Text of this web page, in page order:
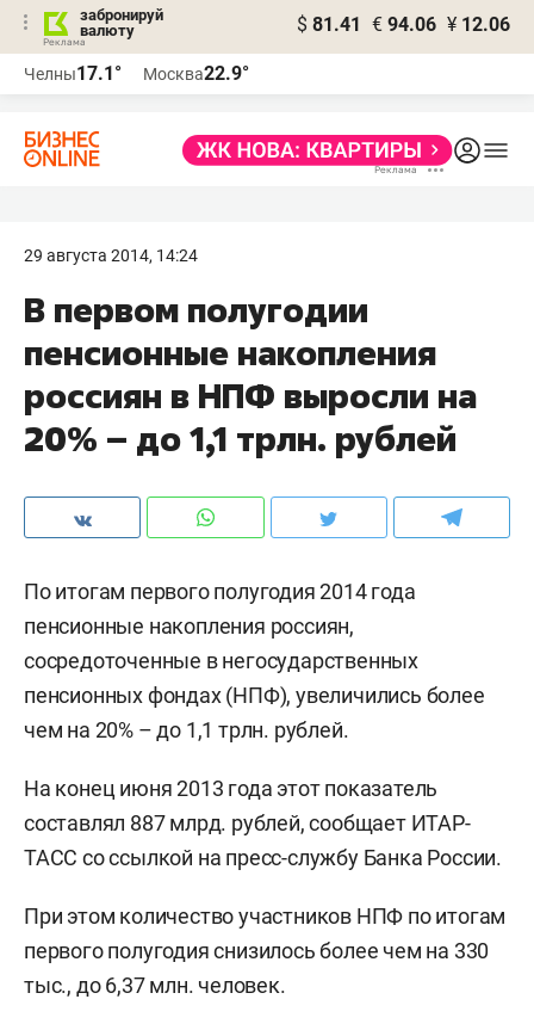
забронируй
валюту
$ 81.41 € 94.06 ¥ 12.06
Челны17.1° Москва22.9°
29 августа 2014, 14:24
В первом полугодии
пенсионные накопления
россиян в НПФ выросли на
20% – до 1,1 трлн. рублей
По итогам первого полугодия 2014 года
пенсионные накопления россиян,
сосредоточенные в негосударственных
пенсионных фондах (НПФ), увеличились более
чем на 20% – до 1,1 трлн. рублей.
На конец июня 2013 года этот показатель
составлял 887 млрд. рублей, сообщает ИТАР-
ТАСС со ссылкой на пресс-службу Банка России.
При этом количество участников НПФ по итогам
первого полугодия снизилось более чем на 330
тыс., до 6,37 млн. человек.